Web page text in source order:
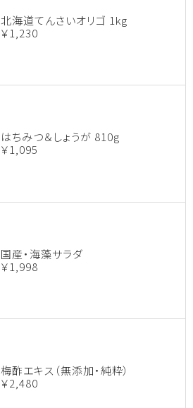
北海道てんさいオリゴ 1kg
￥1,230
はちみつ＆しょうが 810g
￥1,095
国産・海藻サラダ
￥1,998
梅酢エキス（無添加・純粋）
￥2,480